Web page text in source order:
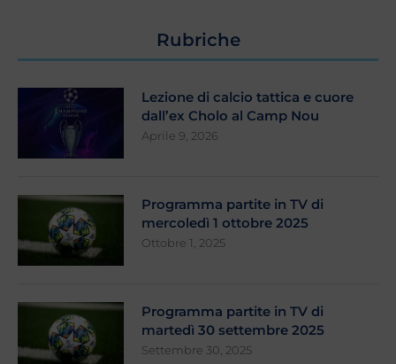
Rubriche
Lezione di calcio tattica e cuore
dall’ex Cholo al Camp Nou
Aprile 9, 2026
Programma partite in TV di
mercoledì 1 ottobre 2025
Ottobre 1, 2025
Programma partite in TV di
martedì 30 settembre 2025
Settembre 30, 2025